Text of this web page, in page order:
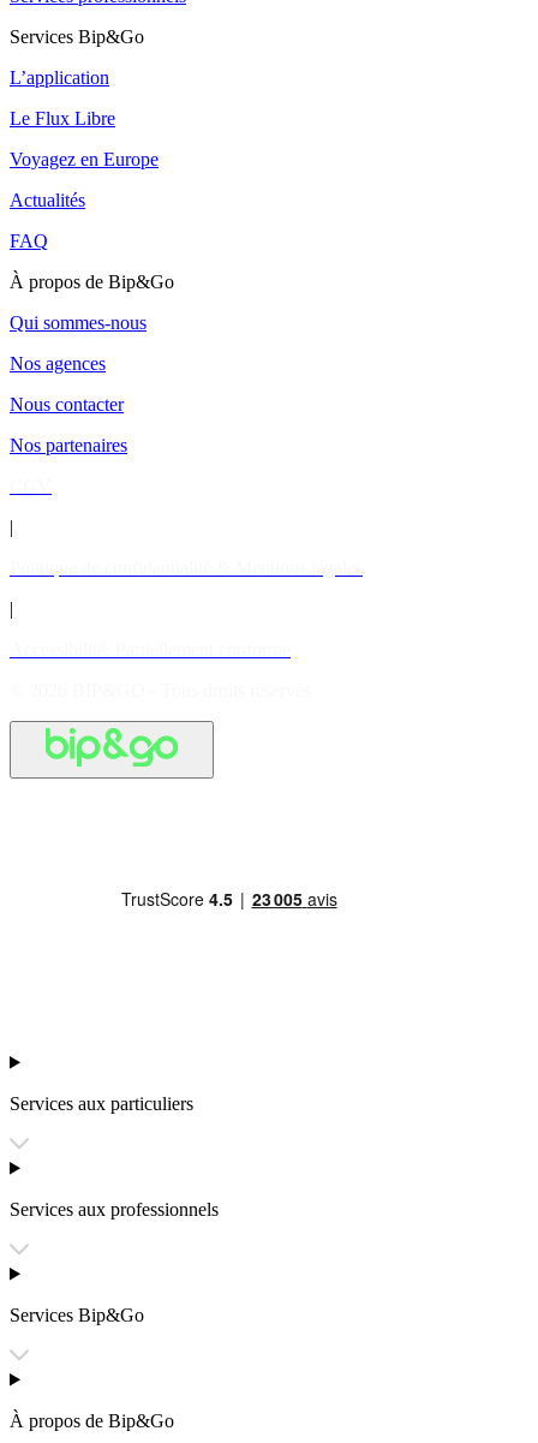
Services Bip&Go
L’application
Le Flux Libre
Voyagez en Europe
Actualités
FAQ
À propos de Bip&Go
Qui sommes-nous
Nos agences
Nous contacter
Nos partenaires
|
|
Services aux particuliers
Services aux professionnels
Services Bip&Go
À propos de Bip&Go